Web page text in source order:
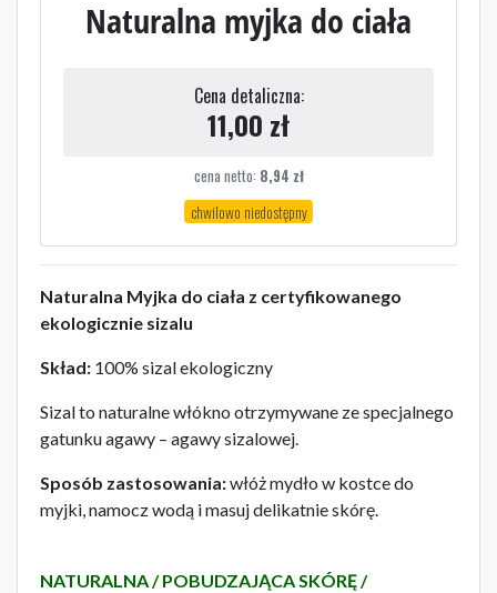
Naturalna myjka do ciała
Cena detaliczna:
11,00 zł
cena netto: 8,94 zł
chwilowo niedostępny
Naturalna Myjka do ciała z certyfikowanego
ekologicznie sizalu
Skład: 100% sizal ekologiczny
Sizal to naturalne włókno otrzymywane ze specjalnego
gatunku agawy – agawy sizalowej.
Sposób zastosowania:włóż mydło w kostce do
myjki, namocz wodą i masuj delikatnie skórę.
NATURALNA / POBUDZAJĄCA SKÓRĘ /